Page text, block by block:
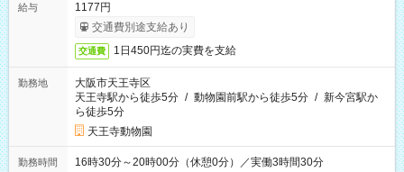
給与
1177円
交通費別途支給あり
交通費 1日450円迄の実費を支給
勤務地
大阪市天王寺区
天王寺駅から徒歩5分 / 動物園前駅から徒歩5分 / 新今宮駅か
ら徒歩5分
天王寺動物園
勤務時間 16時30分～20時00分（休憩0分）／実働3時間30分